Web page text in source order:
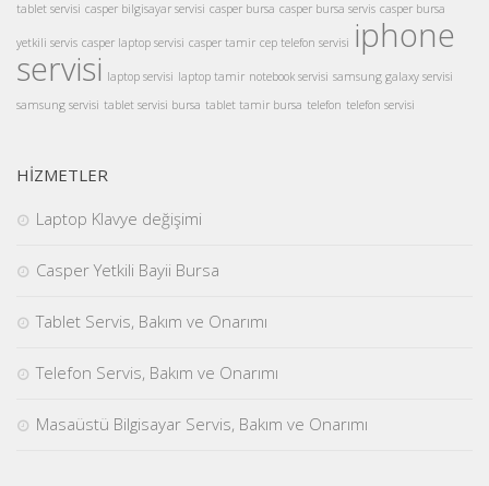
tablet servisi casper bilgisayar servisi casper bursa casper bursa servis casper bursa
yetkili servis casper laptop servisi casper tamir cep telefon servisi iphone
servisi laptop servisi laptop tamir notebook servisi samsung galaxy servisi
samsung servisi tablet servisi bursa tablet tamir bursa telefon telefon servisi
HİZMETLER
Laptop Klavye değişimi
Casper Yetkili Bayii Bursa
Tablet Servis, Bakım ve Onarımı
Telefon Servis, Bakım ve Onarımı
Masaüstü Bilgisayar Servis, Bakım ve Onarımı